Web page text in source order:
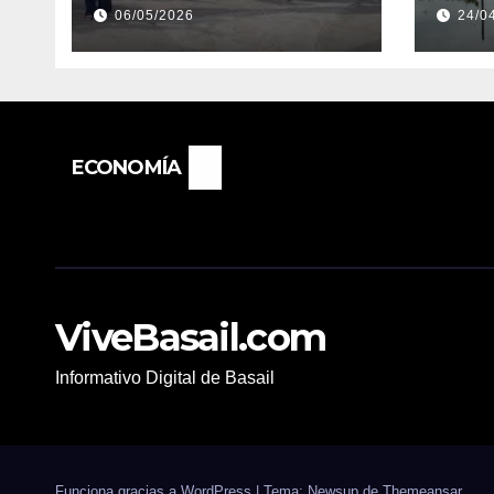
EMPLEADOS DE
PRODUCCIÓN DE LA
06/05/2026 24/
ECONOMÍA
ViveBasail.com
Informativo Digital de Basail